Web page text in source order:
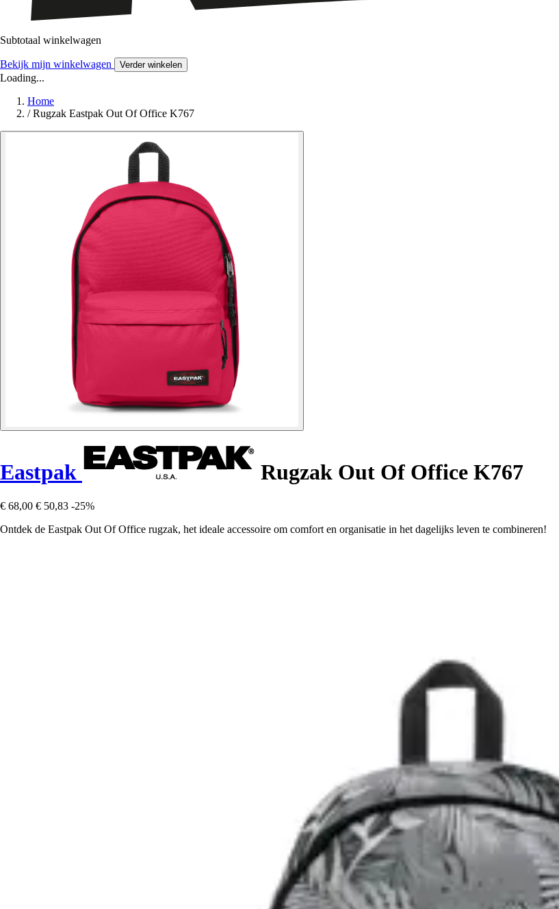
Subtotaal winkelwagen
Bekijk mijn winkelwagen Verder winkelen
Loading...
Home
/ Rugzak Eastpak Out Of Office K767
Eastpak Rugzak Out Of Office K767
€ 68,00 € 50,83 -25%
Ontdek de Eastpak Out Of Office rugzak, het ideale accessoire om comfort en organisatie in het dagelijks leven te combineren!